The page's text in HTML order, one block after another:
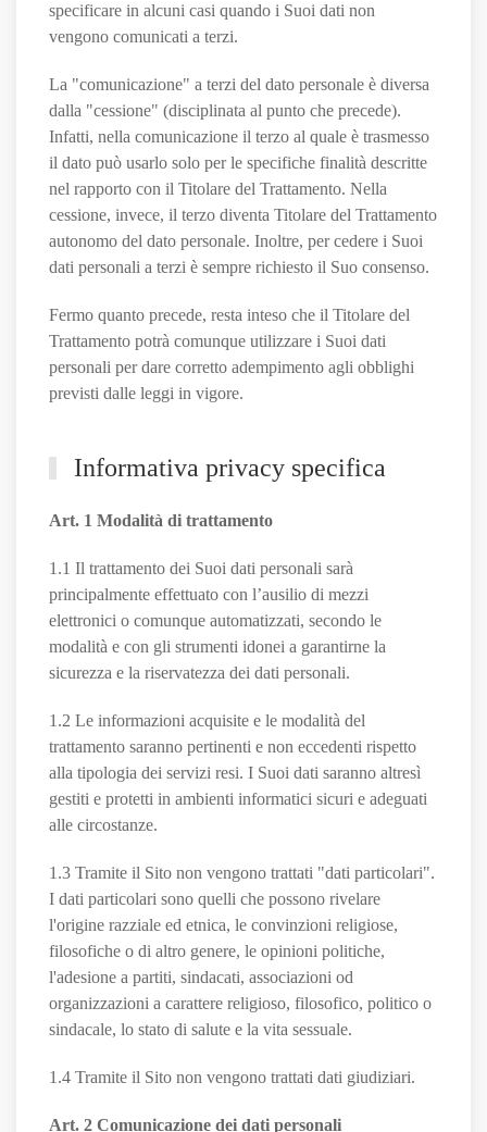
specificare in alcuni casi quando i Suoi dati non
vengono comunicati a terzi.
La "comunicazione" a terzi del dato personale è diversa
dalla "cessione" (disciplinata al punto che precede).
Infatti, nella comunicazione il terzo al quale è trasmesso
il dato può usarlo solo per le specifiche finalità descritte
nel rapporto con il Titolare del Trattamento. Nella
cessione, invece, il terzo diventa Titolare del Trattamento
autonomo del dato personale. Inoltre, per cedere i Suoi
dati personali a terzi è sempre richiesto il Suo consenso.
Fermo quanto precede, resta inteso che il Titolare del
Trattamento potrà comunque utilizzare i Suoi dati
personali per dare corretto adempimento agli obblighi
previsti dalle leggi in vigore.
Informativa privacy specifica
Art. 1 Modalità di trattamento
1.1 Il trattamento dei Suoi dati personali sarà
principalmente effettuato con l’ausilio di mezzi
elettronici o comunque automatizzati, secondo le
modalità e con gli strumenti idonei a garantirne la
sicurezza e la riservatezza dei dati personali.
1.2 Le informazioni acquisite e le modalità del
trattamento saranno pertinenti e non eccedenti rispetto
alla tipologia dei servizi resi. I Suoi dati saranno altresì
gestiti e protetti in ambienti informatici sicuri e adeguati
alle circostanze.
1.3 Tramite il Sito non vengono trattati "dati particolari".
I dati particolari sono quelli che possono rivelare
l'origine razziale ed etnica, le convinzioni religiose,
filosofiche o di altro genere, le opinioni politiche,
l'adesione a partiti, sindacati, associazioni od
organizzazioni a carattere religioso, filosofico, politico o
sindacale, lo stato di salute e la vita sessuale.
1.4 Tramite il Sito non vengono trattati dati giudiziari.
Art. 2 Comunicazione dei dati personali